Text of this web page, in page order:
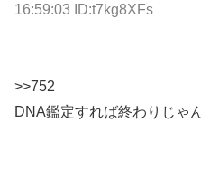
16:59:03 ID:t7kg8XFs
>>752
DNA鑑定すれば終わりじゃ